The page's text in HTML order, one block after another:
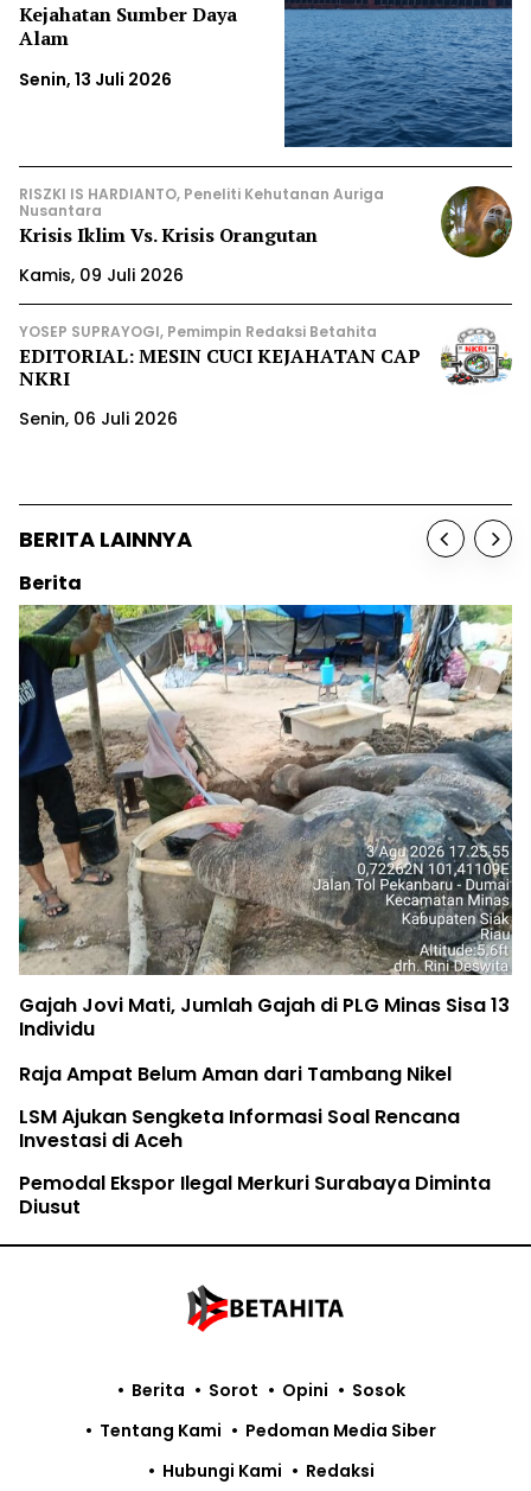
Kejahatan Sumber Daya
Alam
Senin, 13 Juli 2026
RISZKI IS HARDIANTO, Peneliti Kehutanan Auriga
Nusantara
Krisis Iklim Vs. Krisis Orangutan
Kamis, 09 Juli 2026
YOSEP SUPRAYOGI, Pemimpin Redaksi Betahita
EDITORIAL: MESIN CUCI KEJAHATAN CAP
NKRI
Senin, 06 Juli 2026
BERITA LAINNYA
Berita
Gajah Jovi Mati, Jumlah Gajah di PLG Minas Sisa 13
Individu
Raja Ampat Belum Aman dari Tambang Nikel
LSM Ajukan Sengketa Informasi Soal Rencana
Investasi di Aceh
Pemodal Ekspor Ilegal Merkuri Surabaya Diminta
Diusut
Berita Sorot Opini
Sosok
Tentang Kami
Pedoman Media Siber
Hubungi Kami
Redaksi